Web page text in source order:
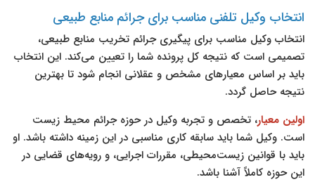
انتخاب وکیل تلفنی مناسب برای جرائم منابع طبیعی
انتخاب وکیل مناسب برای پیگیری جرائم تخریب منابع طبیعی،
تصمیمی است که نتیجه کل پرونده شما را تعیین می‌کند. این انتخاب
باید بر اساس معیارهای مشخص و عقلانی انجام شود تا بهترین
نتیجه حاصل گردد.
اولین معیار، تخصص و تجربه وکیل در حوزه جرائم محیط زیست
است. وکیل شما باید سابقه کاری مناسبی در این زمینه داشته باشد. او
باید با قوانین زیست‌محیطی، مقررات اجرایی، و رویه‌های قضایی در
این حوزه کاملاً آشنا باشد.